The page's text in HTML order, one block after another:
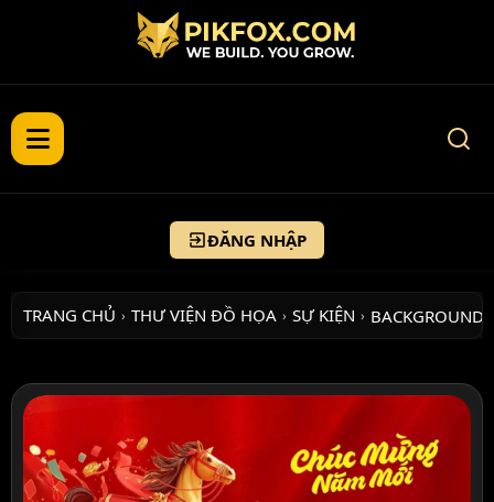
ĐĂNG NHẬP
TRANG CHỦ › THƯ VIỆN ĐỒ HỌA › SỰ KIỆN › BACKGROUND